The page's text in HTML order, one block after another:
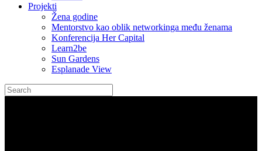
Projekti
Žena godine
Mentorstvo kao oblik networkinga među ženama
Konferencija Her Capital
Learn2be
Sun Gardens
Esplanade View